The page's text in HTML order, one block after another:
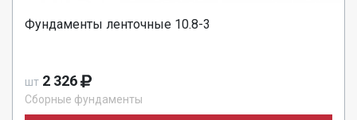
Фундаменты ленточные 10.8-3
шт 2 326
Сборные фундаменты